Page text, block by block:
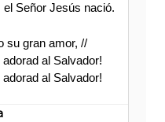
Señor Jesús nació.
su gran amor, //
al Salvador!
al Salvador!